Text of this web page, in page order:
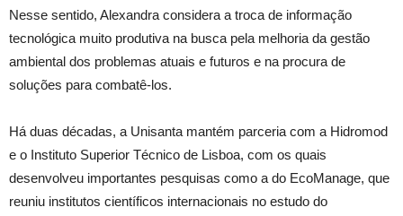
Nesse sentido, Alexandra considera a troca de informação
tecnológica muito produtiva na busca pela melhoria da gestão
ambiental dos problemas atuais e futuros e na procura de
soluções para combatê-los.
Há duas décadas, a Unisanta mantém parceria com a Hidromod
e o Instituto Superior Técnico de Lisboa, com os quais
desenvolveu importantes pesquisas como a do EcoManage, que
reuniu institutos científicos internacionais no estudo do